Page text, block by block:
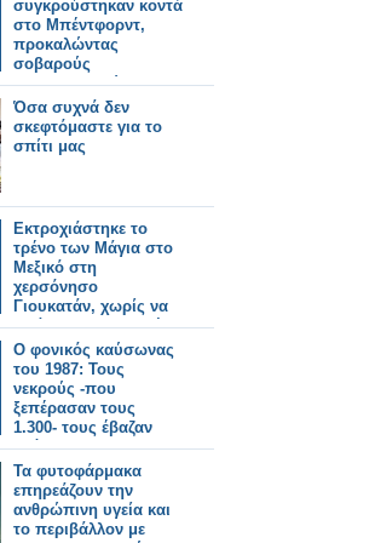
συγκρούστηκαν κοντά
στο Μπέντφορντ,
προκαλώντας
σοβαρούς
τραυματισμούς -
ΒΙΝΤΕΟ.
Όσα συχνά δεν
σκεφτόμαστε για το
σπίτι μας
Εκτροχιάστηκε το
τρένο των Μάγια στο
Μεξικό στη
χερσόνησο
Γιουκατάν, χωρίς να
υπάρχουν αναφορές
για τραυματισμούς.
Ο φονικός καύσωνας
του 1987: Τους
νεκρούς -που
ξεπέρασαν τους
1.300- τους έβαζαν
ακόμα και σε
βαγόνια–ψυγεία του
ΟΣΕ!
Τα φυτοφάρμακα
επηρεάζουν την
ανθρώπινη υγεία και
το περιβάλλον με